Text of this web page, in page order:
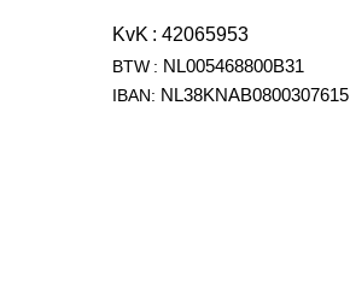
KvK : 42065953
BTW : NL005468800B31
IBAN: NL38KNAB0800307615